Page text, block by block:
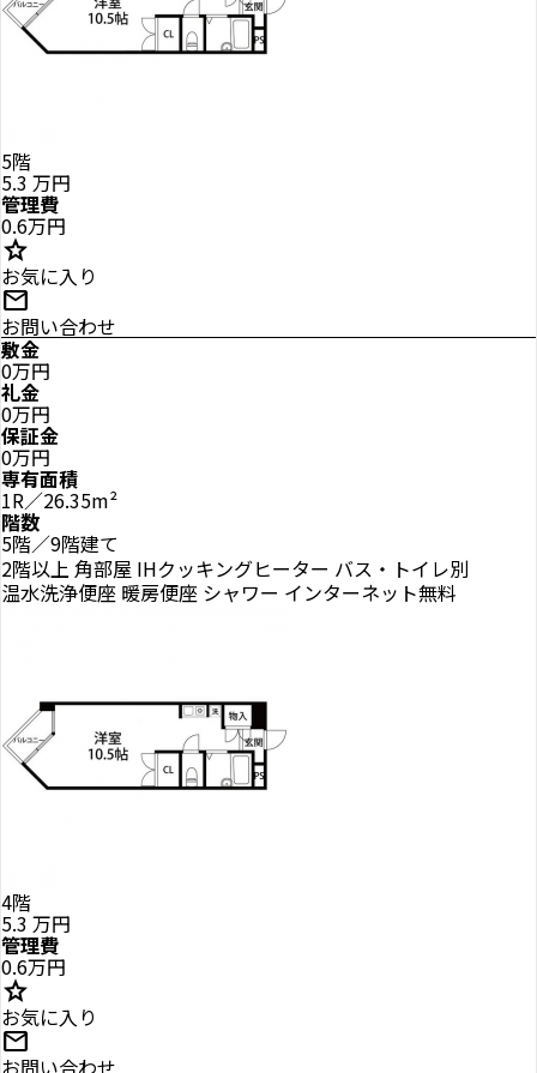
5階
5.3 万円
管理費
0.6万円
star
お気に入り
mail
お問い合わせ
敷金
0万円
礼金
0万円
保証金
0万円
専有面積
1R／26.35m²
階数
5階／9階建て
2階以上 角部屋 IHクッキングヒーター バス・トイレ別
温水洗浄便座 暖房便座 シャワー インターネット無料
4階
5.3 万円
管理費
0.6万円
star
お気に入り
mail